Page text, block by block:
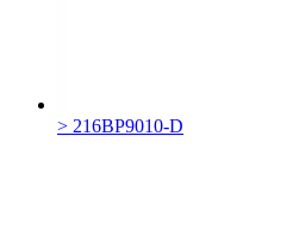
> 216BP9010-D